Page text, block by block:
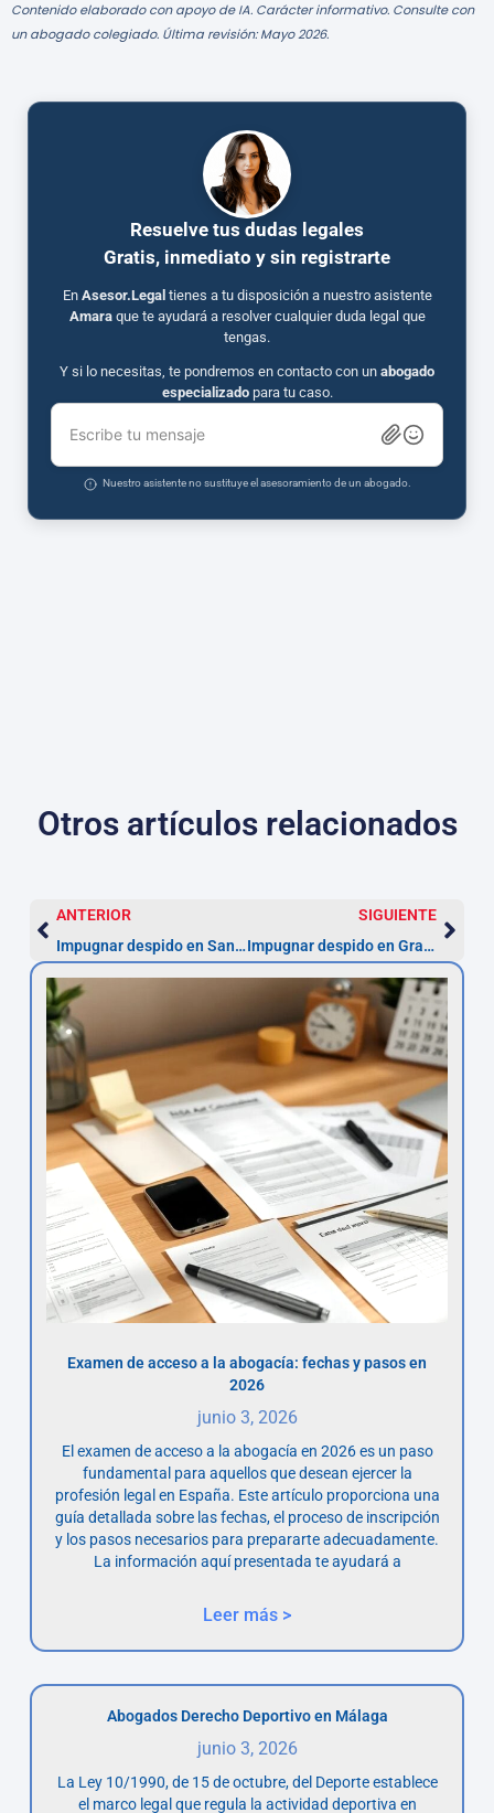
Contenido elaborado con apoyo de IA. Carácter informativo. Consulte con
un abogado colegiado. Última revisión: Mayo 2026.
Resuelve tus dudas legales
Gratis, inmediato y sin registrarte
En Asesor.Legal tienes a tu disposición a nuestro asistente
Amaraque te ayudará a resolver cualquier duda legal que
tengas.
Y si lo necesitas, te pondremos en contacto con un abogado
especializadopara tu caso.
Escribe tu mensaje
Nuestro asistente no sustituye el asesoramiento de un abogado.
Otros artículos relacionados
ANTERIOR
Impugnar despido en Santa Cruz de Tenerife — 20 días
SIGUIENTE
Impugnar despido en Granada: actúa en 20 días
Examen de acceso a la abogacía: fechas y pasos en
2026
junio 3, 2026
El examen de acceso a la abogacía en 2026 es un paso
fundamental para aquellos que desean ejercer la
profesión legal en España. Este artículo proporciona una
guía detallada sobre las fechas, el proceso de inscripción
y los pasos necesarios para prepararte adecuadamente.
La información aquí presentada te ayudará a
Leer más >
Abogados Derecho Deportivo en Málaga
junio 3, 2026
La Ley 10/1990, de 15 de octubre, del Deporte establece
el marco legal que regula la actividad deportiva en